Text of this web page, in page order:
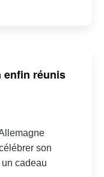
enfin réunis
son
cadeau